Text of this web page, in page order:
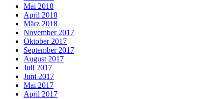
Mai 2018
April 2018
März 2018
November 2017
Oktober 2017
September 2017
August 2017
Juli 2017
Juni 2017
Mai 2017
April 2017